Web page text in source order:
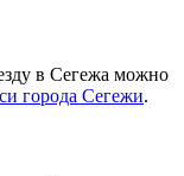
в Сегежа можно
города Сегежи.